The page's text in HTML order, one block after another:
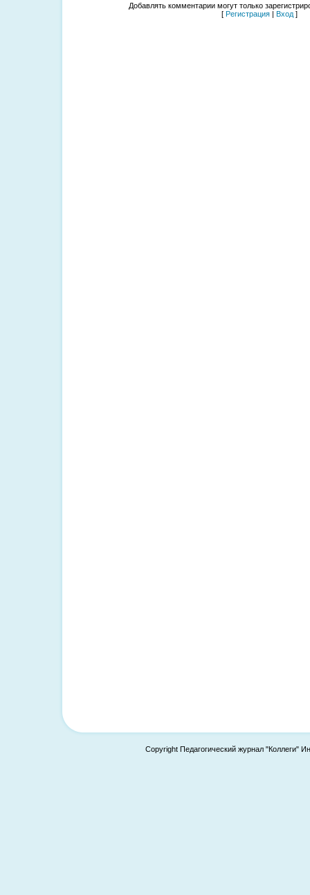
Добавлять комментарии могут только
[ Регистрация | Вход ]
Copyright Педагогический журнал "Коллеги"